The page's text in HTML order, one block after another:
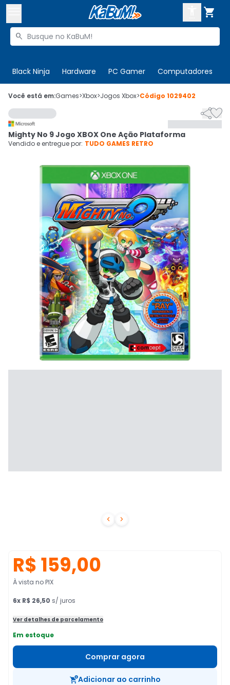

Buscar produtos

Black Ninja Hardware PC Gamer Computadores
 Olá. Acesse sua conta
 Departamentos
Cupons
Mais Vendidos
Ativar tradutor em libras
CADASTRE-SE
Você está em:Games>Xbox>Jogos Xbox>Código 1029402
 

Mighty No 9 Jogo XBOX One Ação Plataforma
Vendido e entregue por: TUDO GAMES RETRO
R$ 159,00
À vista no PIX
6x R$ 26,50 s/ juros
Ver detalhes de parcelamento
Em estoque
Comprar agora
Adicionar ao carrinho